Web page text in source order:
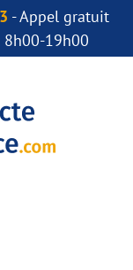
- Appel gratuit
8h00-19h00